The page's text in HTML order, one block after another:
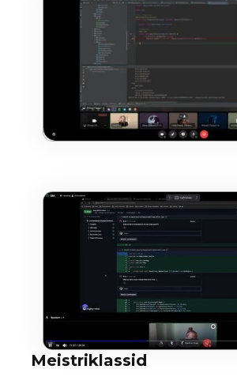
Meistriklassid